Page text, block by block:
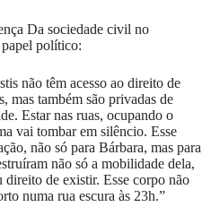
Da sociedade civil no
político:
não têm acesso ao direito de
mas também são privadas de
Estar nas ruas, ocupando o
vai tombar em silêncio. Esse
não só para Bárbara, mas para
não só a mobilidade dela,
direito de existir. Esse corpo não
numa rua escura às 23h.”